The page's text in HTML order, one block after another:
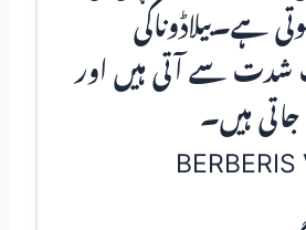
ہے۔بیلاڈوناکی
شدت سے آتی ہیں اور
جاتی ہیں۔